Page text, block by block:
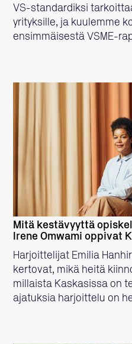
VS-standardiksi
yrityksille, ja kuulemme
ensimmäisestä VSME-
LUE
Mitä kestävyyttä
Irene Omwami oppivat
Harjoittelijat Emilia
kertovat, mikä heitä
millaista Kaskasissa on
ajatuksia harjoittelu on